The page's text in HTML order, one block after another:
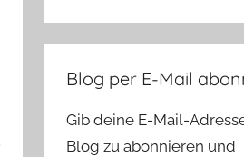
Blog per E-Mail
Gib deine E-Mail-
Blog zu abonnieren und